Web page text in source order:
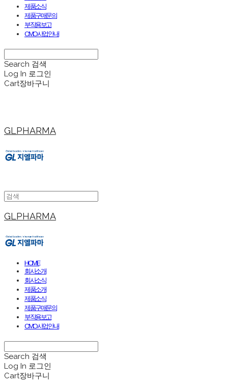
제품소식
제품구매문의
부작용보고
CMO사업안내
Search 검색
Log In 로그인
Cart장바구니
GLPHARMA
GLPHARMA
HOME
회사소개
회사소식
제품소개
제품소식
제품구매문의
부작용보고
CMO사업안내
Search 검색
Log In 로그인
Cart장바구니